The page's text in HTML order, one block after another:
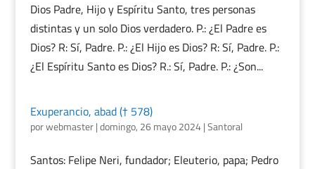
Dios Padre, Hijo y Espíritu Santo, tres personas
distintas y un solo Dios verdadero. P.: ¿El Padre es
Dios? R: Sí, Padre. P.: ¿El Hijo es Dios? R: Sí, Padre. P.:
¿El Espíritu Santo es Dios? R.: Sí, Padre. P.: ¿Son...
Exuperancio, abad († 578)
porwebmaster|domingo, 26 mayo 2024|Santoral
Santos: Felipe Neri, fundador; Eleuterio, papa; Pedro